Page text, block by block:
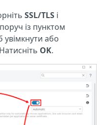
SSL/TLS і
із пунктом
увімкнути або
OK.